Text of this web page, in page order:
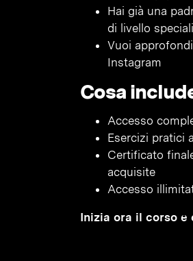
Hai già una
di livello
Vuoi
Instagram
Cosa
Accesso
Esercizi pratici
Certificato
acquisite
Accesso
Inizia ora il corso